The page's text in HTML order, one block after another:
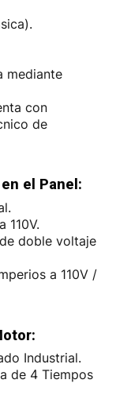
mediante
con
de
el Panel:
110V.
doble voltaje
a 110V /
Industrial.
de 4 Tiempos